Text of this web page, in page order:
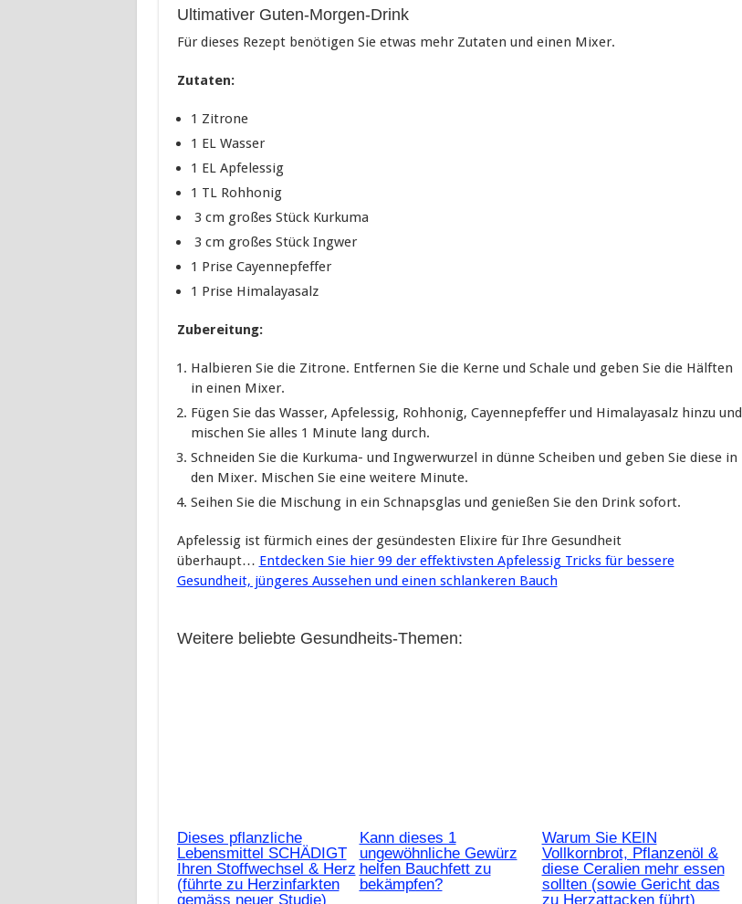
Ultimativer Guten-Morgen-Drink
Für dieses Rezept benötigen Sie etwas mehr Zutaten und einen Mixer.
Zutaten:
1 Zitrone
1 EL Wasser
1 EL Apfelessig
1 TL Rohhonig
3 cm großes Stück Kurkuma
3 cm großes Stück Ingwer
1 Prise Cayennepfeffer
1 Prise Himalayasalz
Zubereitung:
Halbieren Sie die Zitrone. Entfernen Sie die Kerne und Schale und geben Sie die Hälften
in einen Mixer.
Fügen Sie das Wasser, Apfelessig, Rohhonig, Cayennepfeffer und Himalayasalz hinzu und
mischen Sie alles 1 Minute lang durch.
Schneiden Sie die Kurkuma- und Ingwerwurzel in dünne Scheiben und geben Sie diese in
den Mixer. Mischen Sie eine weitere Minute.
Seihen Sie die Mischung in ein Schnapsglas und genießen Sie den Drink sofort.
Apfelessig ist fürmich eines der gesündesten Elixire für Ihre Gesundheit
überhaupt… Entdecken Sie hier 99 der effektivsten Apfelessig Tricks für bessere
Gesundheit, jüngeres Aussehen und einen schlankeren Bauch
Weitere beliebte Gesundheits-Themen:
Dieses pflanzliche
Lebensmittel SCHÄDIGT
Ihren Stoffwechsel & Herz
(führte zu Herzinfarkten
gemäss neuer Studie)
Kann dieses 1
ungewöhnliche Gewürz
helfen Bauchfett zu
bekämpfen?
Warum Sie KEIN
Vollkornbrot, Pflanzenöl &
diese Ceralien mehr essen
sollten (sowie Gericht das
zu Herzattacken führt)